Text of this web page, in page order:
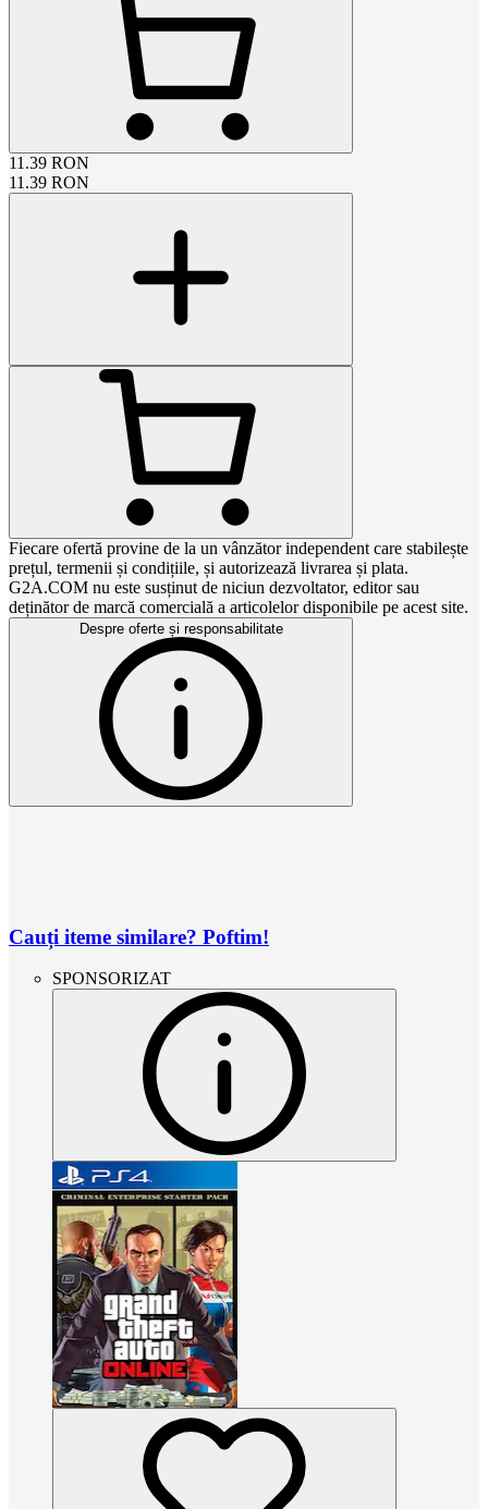
11.39 RON
11.39 RON
Fiecare ofertă provine de la un vânzător independent care stabilește
prețul, termenii și condițiile, și autorizează livrarea și plata.
G2A.COM nu este susținut de niciun dezvoltator, editor sau
deținător de marcă comercială a articolelor disponibile pe acest site.
Despre oferte și responsabilitate
Cauți iteme similare? Poftim!
SPONSORIZAT